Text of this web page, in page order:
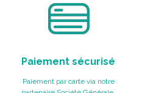
Paiement sécurisé
Paiement par carte via notre